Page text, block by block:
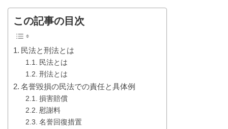
この記事の目次
民法と刑法とは
民法とは
刑法とは
名誉毀損の民法での責任と具体例
損害賠償
慰謝料
名誉回復措置